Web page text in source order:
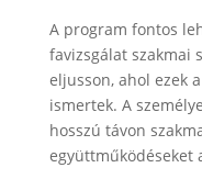
A program fontos
favizsgálat szakmai
eljusson, ahol ezek
ismertek. A
hosszú távon
együttműködéseket